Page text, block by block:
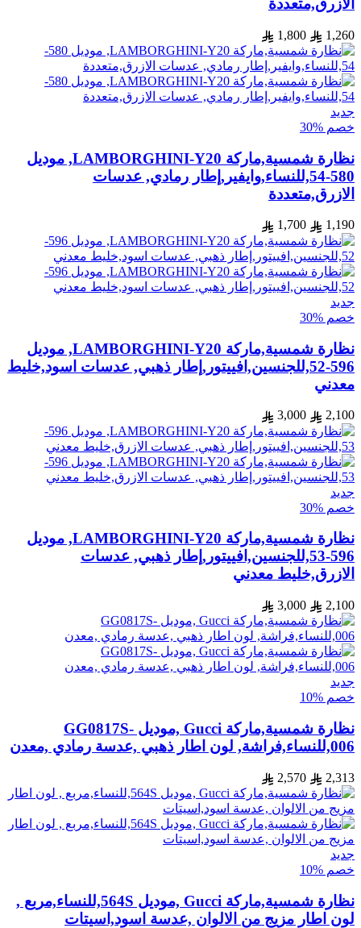
الازرق,متعددة
1,260
1,800
جديد
خصم %30
نظارة شمسية,ماركة LAMBORGHINI-Y20, موديل
580-54,للنساء,وايفير,إطار رمادي, عدسات
الازرق,متعددة
1,190
1,700
جديد
خصم %30
نظارة شمسية,ماركة LAMBORGHINI-Y20, موديل
596-52,للجنسين,افييتور,إطار ذهبي, عدسات اسود,خليط
معدني
2,100
3,000
جديد
خصم %30
نظارة شمسية,ماركة LAMBORGHINI-Y20, موديل
596-53,للجنسين,افييتور,إطار ذهبي, عدسات
الازرق,خليط معدني
2,100
3,000
جديد
خصم %10
نظارة شمسية,ماركة Gucci ,موديل GG0817S-
006,للنساء,فراشة, لون اطار ذهبي ,عدسة رمادي ,معدن
2,313
2,570
جديد
خصم %10
نظارة شمسية,ماركة Gucci ,موديل 564S,للنساء,مربع ,
لون اطار مزيج من الالوان ,عدسة اسود,اسيتات